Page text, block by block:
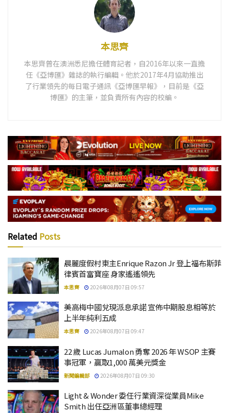
本思齊
本思齊曾在澳洲悉尼擔任體育記者，自2016年以來一直擔
任《亞博匯》雜誌的執行編輯。他於2017年4月協助推出
了行業領先的每日電子通訊《亞博匯早報》，目前是《亞
博匯》的主筆，並負責所有內容的校編。
Related Posts
晨麗度假村東主Enrique Razon Jr 登上福布斯菲
律賓首富寶座 身家遙遙領先
本思齊 2026年08月07日 09:57
美高梅中國兌現派息承諾 宣佈中期股息相等於
上半年純利五成
本思齊 2026年08月07日 09:47
22 歲 Lucas Jumalon 勇奪 2026 年 WSOP 主賽
事冠軍，贏取1,000 萬美元獎金
新聞編輯部 2026年08月07日 09:30
Light & Wonder 委任行業資深從業員Mike
Smith 出任亞洲區董事總經理